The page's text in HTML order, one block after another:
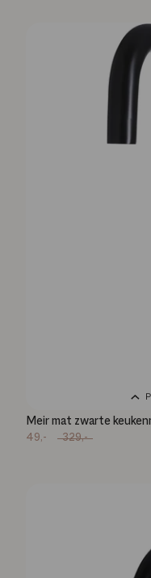
Meir mat zwarte
49,- 329,-